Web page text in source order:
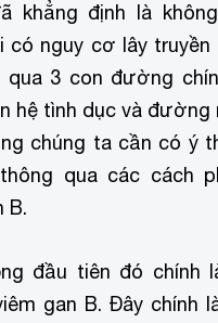
khẳng định là
có nguy cơ lây truyền
qua 3 con đường
hệ tình dục và đường
chúng ta cần có ý
qua các cách
B.
đầu tiên đó chính
gan B. Đây chính